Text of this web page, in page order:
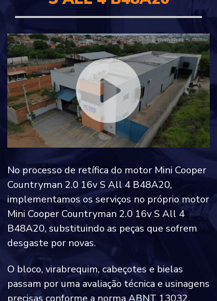
No processo de retífica do motor Mini Cooper
Countryman 2.0 16v S All 4 B48A20,
implementamos os serviços no próprio motor
Mini Cooper Countryman 2.0 16v S All 4
B48A20, substituindo as peças que sofrem
desgaste por novas.
O bloco, virabrequim, cabeçotes e bielas
passam por uma avaliação técnica e usinagens
precisas conforme a norma ABNT 13032.